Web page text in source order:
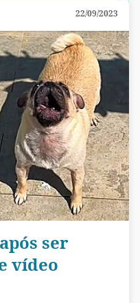
22/09/2023
ser
vídeo